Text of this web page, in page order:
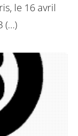
le 16 avril
(…)